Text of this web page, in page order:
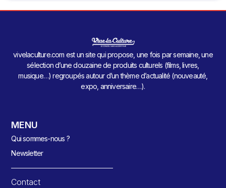
vivelaculture.com est un site qui propose, une fois par semaine, une
sélection d’une douzaine de produits culturels (films, livres,
musique…) regroupés autour d’un thème d’actualité (nouveauté,
expo, anniversaire…).
MENU
Qui sommes-nous ?
Newsletter
Contact